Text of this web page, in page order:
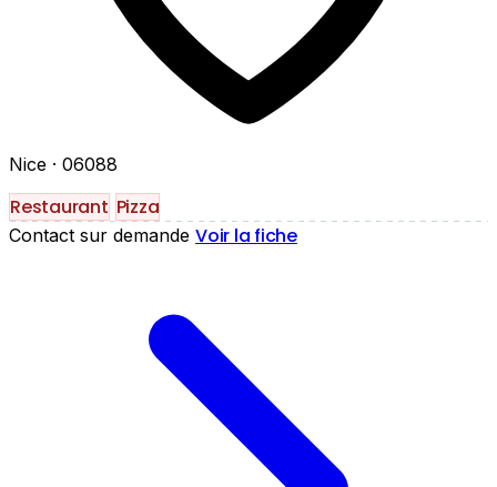
Nice · 06088
Restaurant Pizza
Contact sur demande Voir la fiche